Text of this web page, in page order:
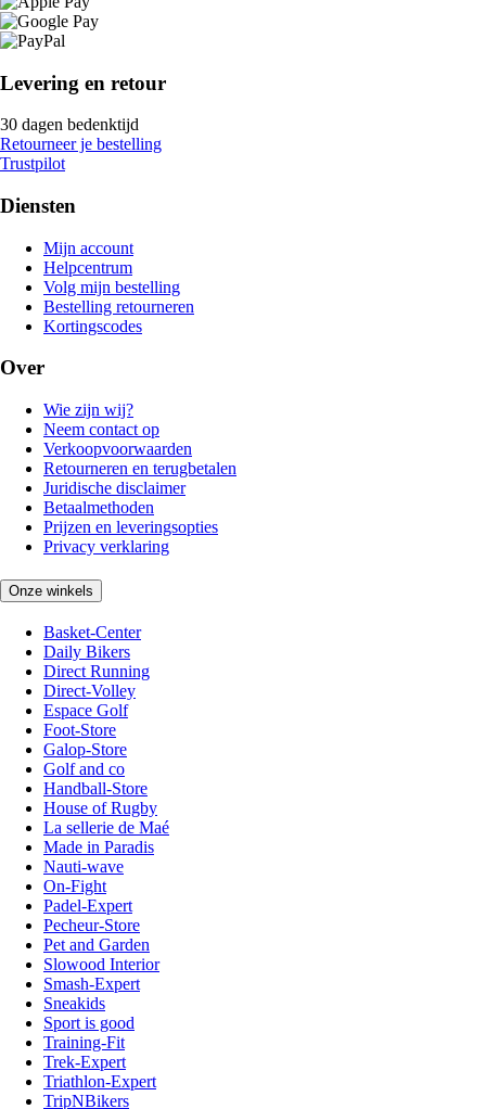
Levering en retour
30 dagen bedenktijd
Retourneer je bestelling
Trustpilot
Diensten
Mijn account
Helpcentrum
Volg mijn bestelling
Bestelling retourneren
Kortingscodes
Over
Wie zijn wij?
Neem contact op
Verkoopvoorwaarden
Retourneren en terugbetalen
Juridische disclaimer
Betaalmethoden
Prijzen en leveringsopties
Privacy verklaring
Onze winkels
Basket-Center
Daily Bikers
Direct Running
Direct-Volley
Espace Golf
Foot-Store
Galop-Store
Golf and co
Handball-Store
House of Rugby
La sellerie de Maé
Made in Paradis
Nauti-wave
On-Fight
Padel-Expert
Pecheur-Store
Pet and Garden
Slowood Interior
Smash-Expert
Sneakids
Sport is good
Training-Fit
Trek-Expert
Triathlon-Expert
TripNBikers